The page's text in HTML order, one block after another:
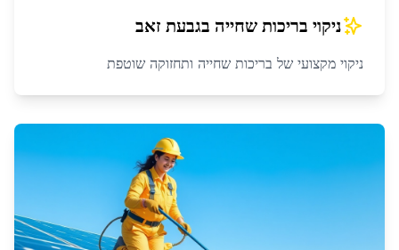
ניקוי בריכות שחייה בגבעת זאב
ניקוי מקצועי של בריכות שחייה ותחזוקה שוטפת